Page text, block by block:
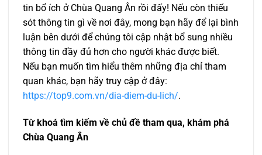
tin bổ ích ở Chùa Quang Ân rồi đấy! Nếu còn thiếu
sót thông tin gì về nơi đây, mong bạn hãy để lại bình
luận bên dưới để chúng tôi cập nhật bổ sung nhiều
thông tin đầy đủ hơn cho người khác được biết.
Nếu bạn muốn tìm hiểu thêm những địa chỉ tham
quan khác, bạn hãy truy cập ở đây:
https://top9.com.vn/dia-diem-du-lich/.
Từ khoá tìm kiếm về chủ đề tham qua, khám phá
Chùa Quang Ân